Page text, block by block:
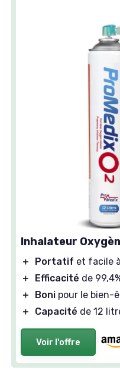
Inhalateur
＋ Portatif et facile
＋
Efficacité de
＋
Boni pour le bien-
＋
Capacité de 12
Voir l'offre